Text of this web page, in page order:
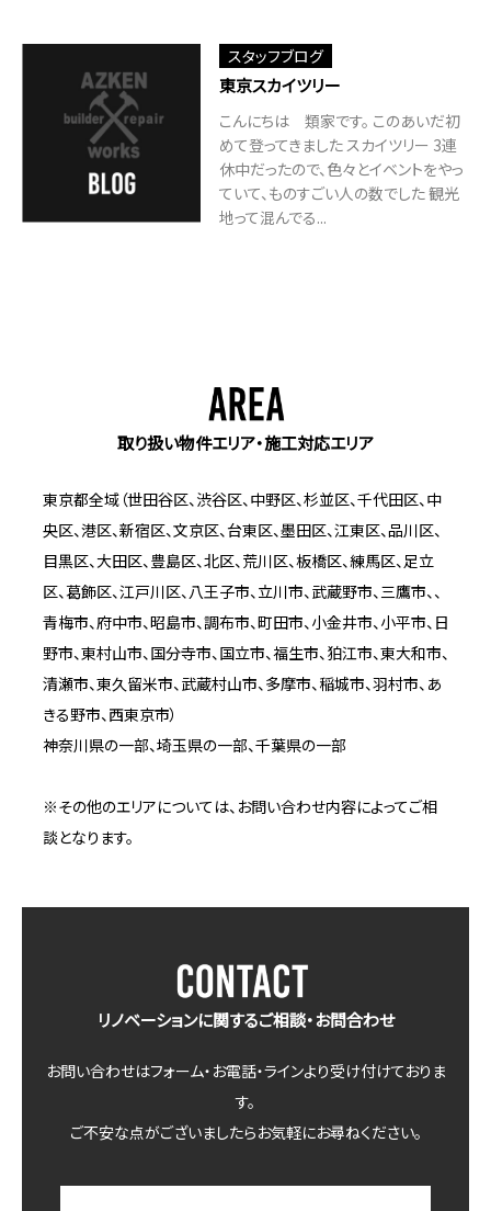
スタッフブログ
東京スカイツリー
こんにちは 類家です。 このあいだ初
めて登ってきました スカイツリー 3連
休中だったので、色々とイベントをやっ
ていて、ものすごい人の数でした 観光
地って混んでる...
取り扱い物件エリア・施工対応エリア
東京都全域（世田谷区、渋谷区、中野区、杉並区、千代田区、中
央区、港区、新宿区、文京区、台東区、墨田区、江東区、品川区、
目黒区、大田区、豊島区、北区、荒川区、板橋区、練馬区、足立
区、葛飾区、江戸川区、八王子市、立川市、武蔵野市、三鷹市、、
青梅市、府中市、昭島市、調布市、町田市、小金井市、小平市、日
野市、東村山市、国分寺市、国立市、福生市、狛江市、東大和市、
清瀬市、東久留米市、武蔵村山市、多摩市、稲城市、羽村市、あ
きる野市、西東京市）
神奈川県の一部、埼玉県の一部、千葉県の一部
※その他のエリアについては、お問い合わせ内容によってご相
談となります。
リノベーションに関するご相談・お問合わせ
お問い合わせはフォーム・お電話・ラインより受け付けておりま
す。
ご不安な点がございましたらお気軽にお尋ねください。